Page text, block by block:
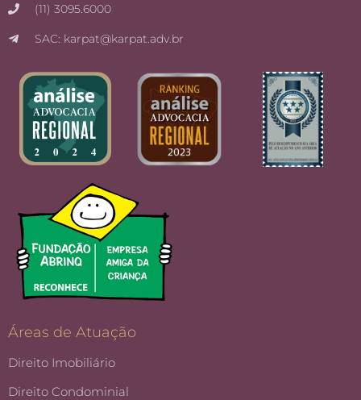
(11) 3095.6000
SAC: karpat@karpat.adv.br
Áreas de Atuação
Direito Imobiliário
Direito Condominial